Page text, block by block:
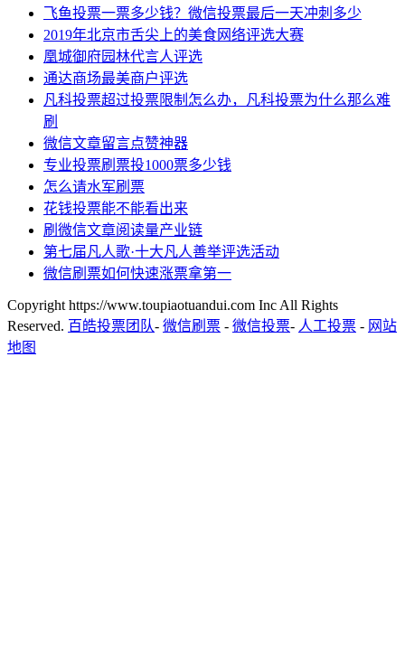
飞鱼投票一票多少钱？微信投票最后一天冲刺多少
2019年北京市舌尖上的美食网络评选大赛
凰城御府园林代言人评选
通达商场最美商户评选
凡科投票超过投票限制怎么办，凡科投票为什么那么难
刷
微信文章留言点赞神器
专业投票刷票投1000票多少钱
怎么请水军刷票
花钱投票能不能看出来
刷微信文章阅读量产业链
第七届凡人歌·十大凡人善举评选活动
微信刷票如何快速涨票拿第一
Copyright https://www.toupiaotuandui.com Inc All Rights
Reserved. 百皓投票团队- 微信刷票 - 微信投票- 人工投票 - 网站
地图